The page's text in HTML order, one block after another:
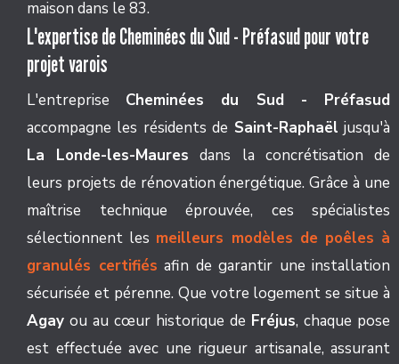
maison dans le 83.
L'expertise de Cheminées du Sud - Préfasud pour votre
projet varois
L'entreprise Cheminées du Sud - Préfasud
accompagne les résidents de Saint-Raphaël jusqu'à
La Londe-les-Maures dans la concrétisation de
leurs projets de rénovation énergétique. Grâce à une
maîtrise technique éprouvée, ces spécialistes
sélectionnent les meilleurs modèles de poêles à
granulés certifiés afin de garantir une installation
sécurisée et pérenne. Que votre logement se situe à
Agay ou au cœur historique de Fréjus, chaque pose
est effectuée avec une rigueur artisanale, assurant